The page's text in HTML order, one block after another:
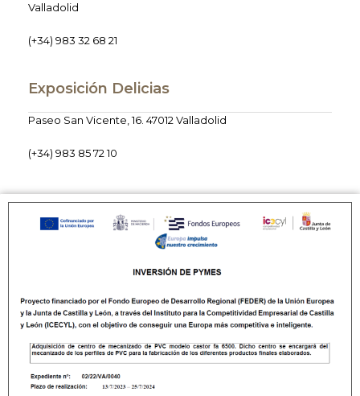
Valladolid
(+34) 983 32 68 21
Exposición Delicias
Paseo San Vicente, 16. 47012 Valladolid
(+34) 983 85 72 10